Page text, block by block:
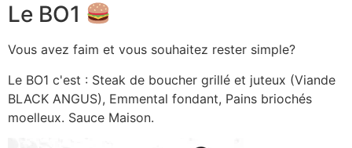
Le BO1
Vous avez faim et vous souhaitez rester simple?
Le BO1 c'est : Steak de boucher grillé et juteux (Viande
BLACK ANGUS), Emmental fondant, Pains briochés
moelleux. Sauce Maison.